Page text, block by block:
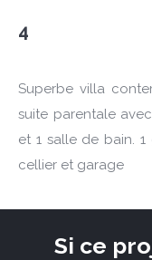
4
Superbe villa
suite parentale
et 1 salle de bain.
cellier et garage
Si ce